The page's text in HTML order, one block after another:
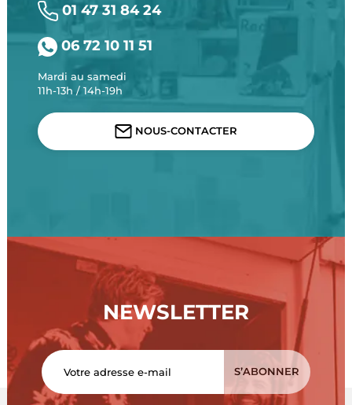
01 47 31 84 24
06 72 10 11 51
Mardi au samedi
11h-13h / 14h-19h
NOUS-CONTACTER
NEWSLETTER